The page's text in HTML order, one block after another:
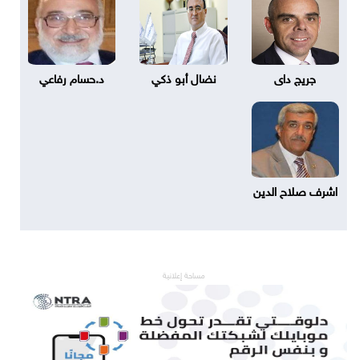
جريج داى نضال أبو ذكي د.حسام رفاعي
اشرف صلاح الدين
مساحة إعلانية